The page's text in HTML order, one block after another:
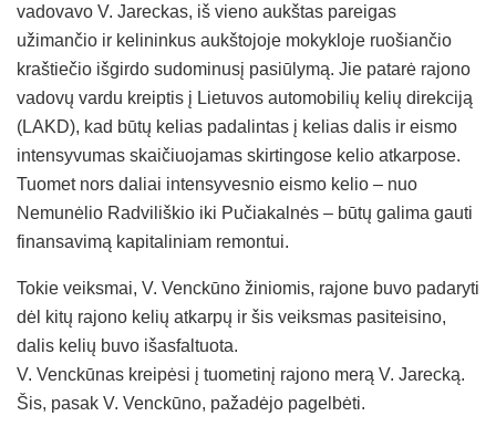
vadovavo V. Jareckas, iš vieno aukštas pareigas
užimančio ir kelininkus aukštojoje mokykloje ruošiančio
kraštiečio išgirdo sudominusį pasiūlymą. Jie patarė rajono
vadovų vardu kreiptis į Lietuvos automobilių kelių direkciją
(LAKD), kad būtų kelias padalintas į kelias dalis ir eismo
intensyvumas skaičiuojamas skirtingose kelio atkarpose.
Tuomet nors daliai intensyvesnio eismo kelio – nuo
Nemunėlio Radviliškio iki Pučiakalnės – būtų galima gauti
finansavimą kapitaliniam remontui.
Tokie veiksmai, V. Venckūno žiniomis, rajone buvo padaryti
dėl kitų rajono kelių atkarpų ir šis veiksmas pasiteisino,
dalis kelių buvo išasfaltuota.
V. Venckūnas kreipėsi į tuometinį rajono merą V. Jarecką.
Šis, pasak V. Venckūno, pažadėjo pagelbėti.